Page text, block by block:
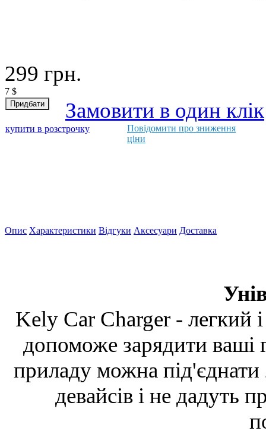
299 грн.
7 $
Замовити в один клік
купити в розстрочку
Повідомити про зниження
ціни
Опис Характеристики Відгуки Аксесуари Доставка
Kely Car Charger - легкий
допоможе зарядити ваші
приладу можна під'єднати
девайсів і не дадуть